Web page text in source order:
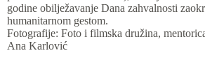
godine obilježavanje Dana zahvalnosti
humanitarnom gestom.
Fotografije: Foto i filmska družina,
Ana Karlović